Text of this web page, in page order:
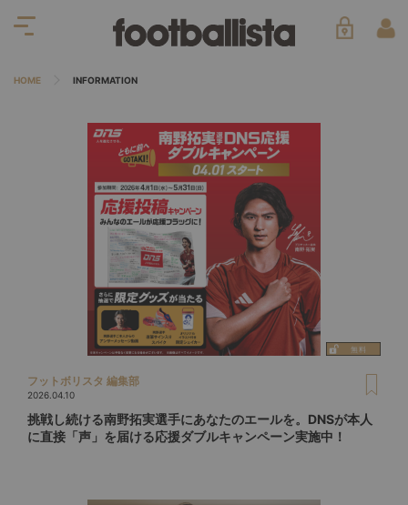
HOME INFORMATION
フットボリスタ 編集部
2026.04.10
挑戦し続ける南野拓実選手にあなたのエールを。DNSが本人
に直接「声」を届ける応援ダブルキャンペーン実施中！